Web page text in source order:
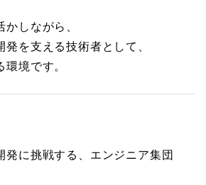
かしながら、
を支える技術者として、
境です。
に挑戦する、エンジニア集団